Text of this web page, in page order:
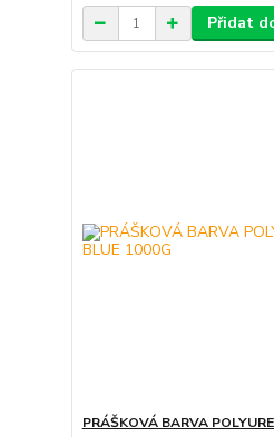
Přidat
PRÁŠKOVÁ BARVA